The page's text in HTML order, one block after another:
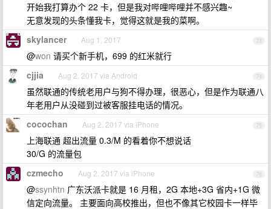
开始我打算办个 22 卡，但是我对哔哩哔哩并不感兴趣~
无意发现的头条懂我卡，觉得这就是我的菜啊。
73
skylancer Aug 1, 2017
@won 请买个新手机，699 的红米就行
74
cjjia Aug 2, 2017 via Android
虽然联通的传统老用户与狗不得办理，很恶心，但是作为联通八
年老用户从没碰到过被客服挂电话的情况。
75
cocochan Aug 2, 2017 via iPhone
上海联通 超出流量 0.3/M 的看着你不想说话
30/G 的流量包
76
czmecho Aug 2, 2017 via iPhone
@ssynhtn 广东沃派卡就是 16 月租，2G 本地+3G 省内+1G 微
信定向流量。 主要面向高校推出，但也不像其它校园卡一样毕